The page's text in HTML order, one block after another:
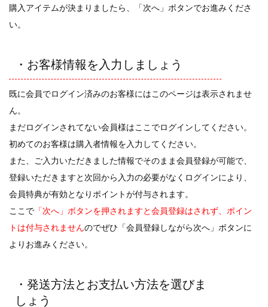
購入アイテムが決まりましたら、「次へ」ボタンでお進みくださ
い。
・お客様情報を入力しましょう
既に会員でログイン済みのお客様にはこのページは表示されませ
ん。
まだログインされてない会員様はここでログインしてください。
初めてのお客様は購入者情報を入力してください。
また、ご入力いただきました情報でそのまま会員登録が可能で、
登録いただきますと次回から入力の必要がなくログインにより、
会員特典が有効となりポイントが付与されます。
ここで「次へ」ボタンを押されますと会員登録はされず、ポイン
トは付与されませんのでぜひ「会員登録しながら次へ」ボタンに
よりお進みください。
・発送方法とお支払い方法を選びま
しょう